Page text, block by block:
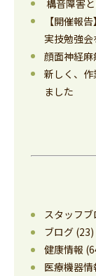
構音障害
【開催報
実技勉強
顔面神経麻
新しく、
ました
スタッフブ
ブログ(23)
健康情報
医療機器情